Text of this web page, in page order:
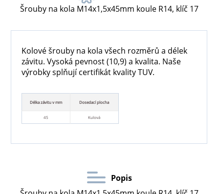
Šrouby na kola M14x1,5x45mm koule R14, klíč 17
Kolové šrouby na kola všech rozměrů a délek
závitu. Vysoká pevnost (10,9) a kvalita. Naše
výrobky splňují certifikát kvality TUV.
Délka závitu v mm Dosedací plocha
45 Kulová
Popis